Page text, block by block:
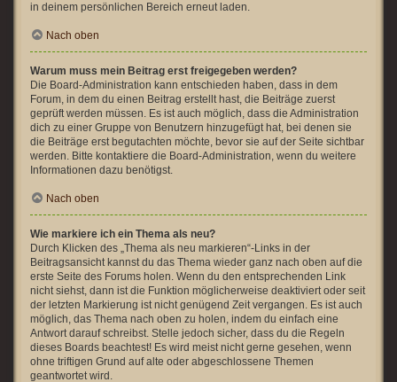
in deinem persönlichen Bereich erneut laden.
Nach oben
Warum muss mein Beitrag erst freigegeben werden?
Die Board-Administration kann entschieden haben, dass in dem
Forum, in dem du einen Beitrag erstellt hast, die Beiträge zuerst
geprüft werden müssen. Es ist auch möglich, dass die Administration
dich zu einer Gruppe von Benutzern hinzugefügt hat, bei denen sie
die Beiträge erst begutachten möchte, bevor sie auf der Seite sichtbar
werden. Bitte kontaktiere die Board-Administration, wenn du weitere
Informationen dazu benötigst.
Nach oben
Wie markiere ich ein Thema als neu?
Durch Klicken des „Thema als neu markieren“-Links in der
Beitragsansicht kannst du das Thema wieder ganz nach oben auf die
erste Seite des Forums holen. Wenn du den entsprechenden Link
nicht siehst, dann ist die Funktion möglicherweise deaktiviert oder seit
der letzten Markierung ist nicht genügend Zeit vergangen. Es ist auch
möglich, das Thema nach oben zu holen, indem du einfach eine
Antwort darauf schreibst. Stelle jedoch sicher, dass du die Regeln
dieses Boards beachtest! Es wird meist nicht gerne gesehen, wenn
ohne triftigen Grund auf alte oder abgeschlossene Themen
geantwortet wird.